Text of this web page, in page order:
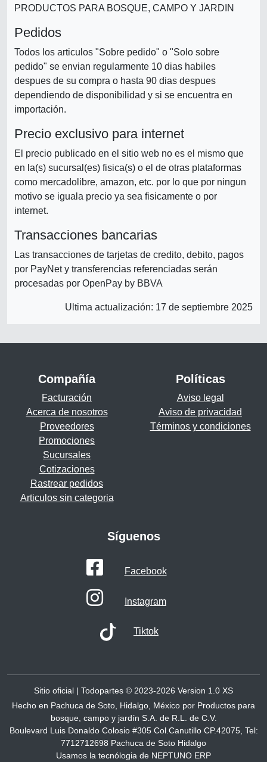
PRODUCTOS PARA BOSQUE, CAMPO Y JARDIN
Pedidos
Todos los articulos "Sobre pedido" o "Solo sobre
pedido" se envian regularmente 10 dias habiles
despues de su compra o hasta 90 dias despues
dependiendo de disponibilidad y si se encuentra en
importación.
Precio exclusivo para internet
El precio publicado en el sitio web no es el mismo que
en la(s) sucursal(es) fisica(s) o el de otras plataformas
como mercadolibre, amazon, etc. por lo que por ningun
motivo se iguala precio ya sea fisicamente o por
internet.
Transacciones bancarias
Las transacciones de tarjetas de credito, debito, pagos
por PayNet y transferencias referenciadas serán
procesadas por OpenPay by BBVA
Ultima actualización: 17 de septiembre 2025
Compañía
Facturación
Acerca de nosotros
Proveedores
Promociones
Sucursales
Cotizaciones
Rastrear pedidos
Articulos sin categoria
Políticas
Aviso legal
Aviso de privacidad
Términos y condiciones
Síguenos
Facebook
Instagram
Tiktok
Sitio oficial | Todopartes © 2023-2026 Version 1.0 XS
Hecho en Pachuca de Soto, Hidalgo, México por Productos para
bosque, campo y jardín S.A. de R.L. de C.V.
Boulevard Luis Donaldo Colosio #305 Col.Canutillo CP.42075, Tel:
7712712698 Pachuca de Soto Hidalgo
Usamos la tecnólogia de NEPTUNO ERP